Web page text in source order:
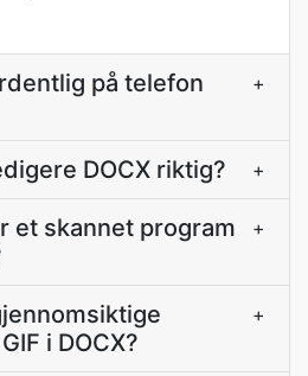
på telefon
+
DOCX riktig? +
et skannet program
+
i DOCX?
+